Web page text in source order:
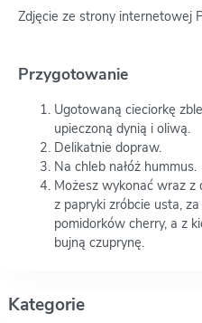
Zdjęcie ze strony internetowej
Przygotowanie
Ugotowaną cieciorkę
upieczoną dynią i oliwą.
Delikatnie dopraw.
Na chleb nałóż hummus.
Możesz wykonać wraz z
z papryki zróbcie usta,
pomidorków cherry, a z
bujną czuprynę.
Kategorie